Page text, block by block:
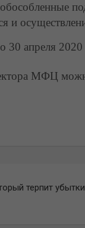
и
30 апреля 2020
МФЦ
терпит убытки